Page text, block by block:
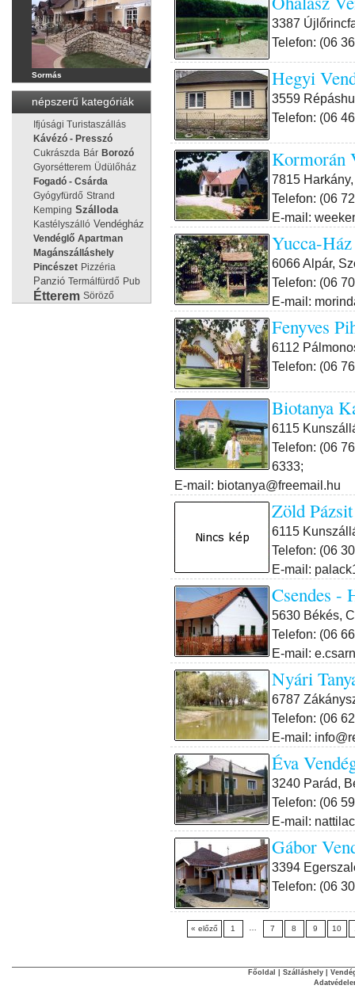
Sormás
népszerű kategóriák
Ifjúsági Turistaszállás
Kávézó - Presszó
Cukrászda Bár Borozó
Gyorsétterem Üdülőház
Fogadó - Csárda
Gyógyfürdő Strand
Kemping Szálloda
Kastélyszálló Vendégház
Vendéglő Apartman
Magánszálláshely
Pincészet Pizzéria
Panzió Termálfürdő Pub
Étterem Söröző
3387
Telefon: (06
Hegyi
3559
Telefon: (06
Kormorán
7815
Telefon: (06
E-mail:
Yucca-Ház
6066 Alpár,
Telefon: (06
E-mail:
Fenyves
6112
Telefon: (06
Biotanya
6115
Telefon: (06
6333;
E-mail: biotanya@freemail.hu
Zöld
6115
Telefon: (06
E-mail:
Csendes -
5630 Békés,
Telefon: (06
E-mail:
Nyári
6787
Telefon: (06
E-mail:
Éva
3240 Parád,
Telefon: (06
E-mail:
Gábor
3394
Telefon: (06
« előző 1 7 8 9 10
Főoldal Szálláshely